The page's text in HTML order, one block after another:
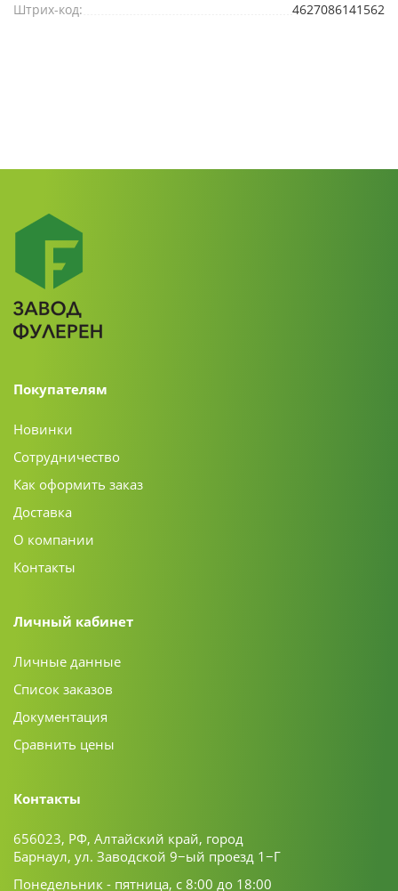
Штрих-код: 4627086141562
Покупателям
Новинки
Сотрудничество
Как оформить заказ
Доставка
О компании
Контакты
Личный кабинет
Личные данные
Список заказов
Документация
Сравнить цены
Контакты
656023, РФ, Алтайский край, город
Барнаул, ул. Заводской 9−ый проезд 1−Г
Понедельник - пятница, с 8:00 до 18:00